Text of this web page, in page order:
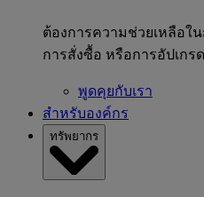
ต้องการความช่วยเหลือใ
การสั่งซื้อ หรือการอัปเก
พูดคุยกับเรา
สำหรับองค์กร
ทรัพยากร